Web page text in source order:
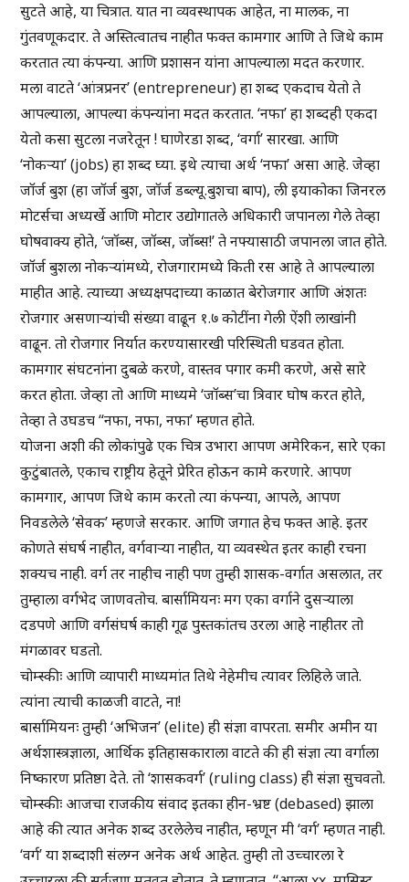
सुटते आहे, या चित्रात. यात ना व्यवस्थापक आहेत, ना मालक, ना
गुंतवणूकदार. ते अस्तित्वातच नाहीत फक्त कामगार आणि ते जिथे काम
करतात त्या कंपन्या. आणि प्रशासन यांना आपल्याला मदत करणार.
मला वाटते ‘आंत्रप्रनर’ (entrepreneur) हा शब्द एकदाच येतो ते
आपल्याला, आपल्या कंपन्यांना मदत करतात. ‘नफा’ हा शब्दही एकदा
येतो कसा सुटला नजरेतून ! घाणेरडा शब्द, ‘वर्गा’ सारखा. आणि
‘नोकऱ्या’ (jobs) हा शब्द घ्या. इथे त्याचा अर्थ ‘नफा’ असा आहे. जेव्हा
जॉर्ज बुश (हा जॉर्ज बुश, जॉर्ज डब्ल्यू.बुशचा बाप), ली इयाकोका जिनरल
मोटर्सचा अध्यर्खे आणि मोटार उद्योगातले अधिकारी जपानला गेले तेव्हा
घोषवाक्य होते, ‘जॉब्स, जॉब्स, जॉब्स!’ ते नफ्यासाठी जपानला जात होते.
जॉर्ज बुशला नोकऱ्यांमध्ये, रोजगारामध्ये किती रस आहे ते आपल्याला
माहीत आहे. त्याच्या अध्यक्षपदाच्या काळात बेरोजगार आणि अंशतः
रोजगार असणाऱ्यांची संख्या वाढून १.७ कोटींना गेली ऐंशी लाखांनी
वाढून. तो रोजगार निर्यात करण्यासारखी परिस्थिती घडवत होता.
कामगार संघटनांना दुबळे करणे, वास्तव पगार कमी करणे, असे सारे
करत होता. जेव्हा तो आणि माध्यमे ‘जॉब्स’चा त्रिवार घोष करत होते,
तेव्हा ते उघडच “नफा, नफा, नफा’ म्हणत होते.
योजना अशी की लोकांपुढे एक चित्र उभारा आपण अमेरिकन, सारे एका
कुटुंबातले, एकाच राष्ट्रीय हेतूने प्रेरित होऊन कामे करणारे. आपण
कामगार, आपण जिथे काम करतो त्या कंपन्या, आपले, आपण
निवडलेले ‘सेवक’ म्हणजे सरकार. आणि जगात हेच फक्त आहे. इतर
कोणते संघर्ष नाहीत, वर्गवाऱ्या नाहीत, या व्यवस्थेत इतर काही रचना
शक्यच नाही. वर्ग तर नाहीच नाही पण तुम्ही शासक-वर्गात असलात, तर
तुम्हाला वर्गभेद जाणवतोच. बार्सामियनः मग एका वर्गाने दुसऱ्याला
दडपणे आणि वर्गसंघर्ष काही गूढ पुस्तकांतच उरला आहे नाहीतर तो
मंगळावर घडतो.
चोम्स्कीः आणि व्यापारी माध्यमांत तिथे नेहेमीच त्यावर लिहिले जाते.
त्यांना त्याची काळजी वाटते, ना!
बार्सामियनः तुम्ही ‘अभिजन’ (elite) ही संज्ञा वापरता. समीर अमीन या
अर्थशास्त्रज्ञाला, आर्थिक इतिहासकाराला वाटते की ही संज्ञा त्या वर्गाला
निष्कारण प्रतिष्ठा देते. तो ‘शासकवर्ग’ (ruling class) ही संज्ञा सुचवतो.
चोम्स्कीः आजचा राजकीय संवाद इतका हीन-भ्रष्ट (debased) झाला
आहे की त्यात अनेक शब्द उरलेलेच नाहीत, म्हणून मी ‘वर्ग’ म्हणत नाही.
‘वर्ग’ या शब्दाशी संलग्न अनेक अर्थ आहेत. तुम्ही तो उच्चारला रे